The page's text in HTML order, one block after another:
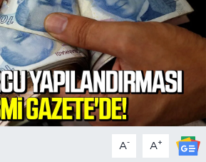
A- A+